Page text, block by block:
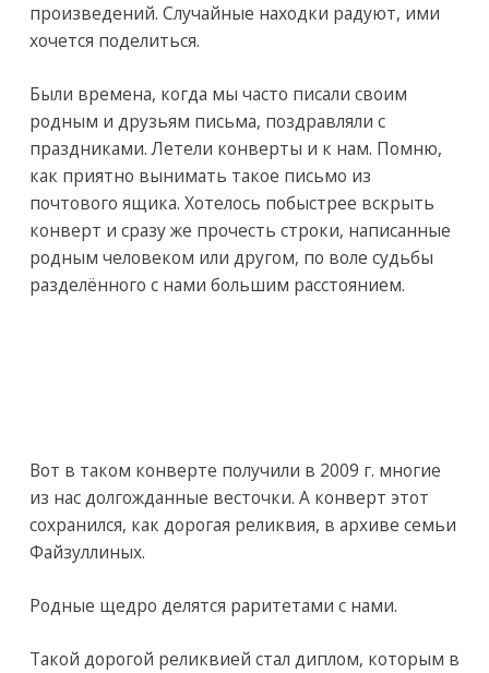
произведений. Случайные находки радуют, ими
хочется поделиться.
Были времена, когда мы часто писали своим
родным и друзьям письма, поздравляли с
праздниками. Летели конверты и к нам. Помню,
как приятно вынимать такое письмо из
почтового ящика. Хотелось побыстрее вскрыть
конверт и сразу же прочесть строки, написанные
родным человеком или другом, по воле судьбы
разделённого с нами большим расстоянием.
Вот в таком конверте получили в 2009 г. многие
из нас долгожданные весточки. А конверт этот
сохранился, как дорогая реликвия, в архиве семьи
Файзуллиных.
Родные щедро делятся раритетами с нами.
Такой дорогой реликвией стал диплом, которым в